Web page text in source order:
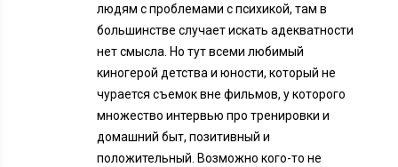
людям с проблемами с психикой, там в
большинстве случает искать адекватности
нет смысла. Но тут всеми любимый
киногерой детства и юности, который не
чурается съемок вне фильмов, у которого
множество интервью про тренировки и
домашний быт, позитивный и
положительный. Возможно кого-то не